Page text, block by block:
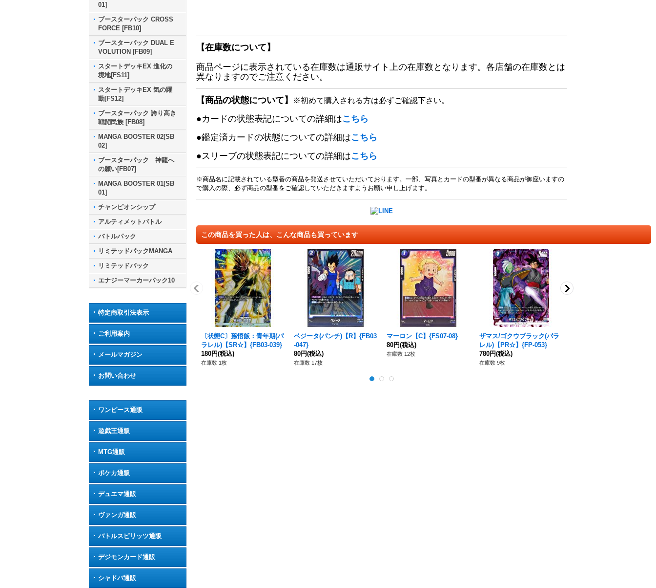
01]
ブースターパック CROSS
FORCE [FB10]
ブースターパック DUAL E
VOLUTION [FB09]
スタートデッキEX 進化の
境地[FS11]
スタートデッキEX 気の躍
動[FS12]
ブースターパック 誇り高き
戦闘民族 [FB08]
MANGA BOOSTER 02[SB
02]
ブースターパック 神龍へ
の願い[FB07]
MANGA BOOSTER 01[SB
01]
チャンピオンシップ
アルティメットバトル
バトルパック
リミテッドパックMANGA
リミテッドパック
エナジーマーカーパック10
特定商取引法表示
ご利用案内
メールマガジン
お問い合わせ
ワンピース通販
遊戯王通販
MTG通販
ポケカ通販
デュエマ通販
ヴァンガ通販
バトルスピリッツ通販
デジモンカード通販
シャドバ通販
【在庫数について】
商品ページに表示されている在庫数は通販サイト上の在庫数となります。各店舗の在庫数とは
異なりますのでご注意ください。
【商品の状態について】 ※初めて購入される方は必ずご確認下さい。
●カードの状態表記についての詳細はこちら
●鑑定済カードの状態についての詳細はこちら
●スリーブの状態表記についての詳細はこちら
※商品名に記載されている型番の商品を発送させていただいております。一部、写真とカードの型番が異なる商品が御座いますの
で購入の際、必ず商品の型番をご確認していただきますようお願い申し上げます。
この商品を買った人は、こんな商品も買っています
〔状態C〕孫悟飯：青年期(パ
ラレル)【SR☆】{FB03-039}
180円(税込)
在庫数 1枚
ベジータ(パンチ)【R】{FB03
-047}
80円(税込)
在庫数 17枚
マーロン【C】{FS07-08}
80円(税込)
在庫数 12枚
ザマス/ゴクウブラック(パラ
レル)【PR☆】{FP-053}
780円(税込)
在庫数 9枚